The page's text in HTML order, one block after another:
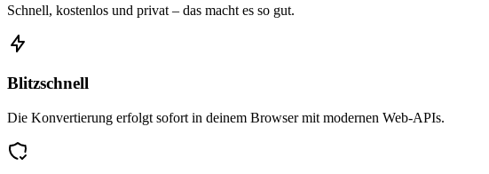
Schnell, kostenlos und privat – das macht es so gut.
Blitzschnell
Die Konvertierung erfolgt sofort in deinem Browser mit modernen Web-APIs.